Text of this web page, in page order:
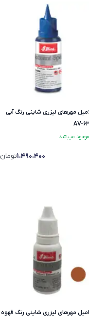
جوهر 60میل مهرهای لیزری شاینی رنگ آبی
1.490.400تومان
جوهر 15میل مهرهای لیزری شاینی رنگ قهوه